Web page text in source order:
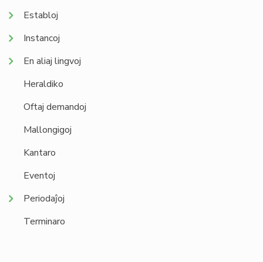
Establoj
Instancoj
En aliaj lingvoj
Heraldiko
Oftaj demandoj
Mallongigoj
Kantaro
Eventoj
Periodaĵoj
Terminaro